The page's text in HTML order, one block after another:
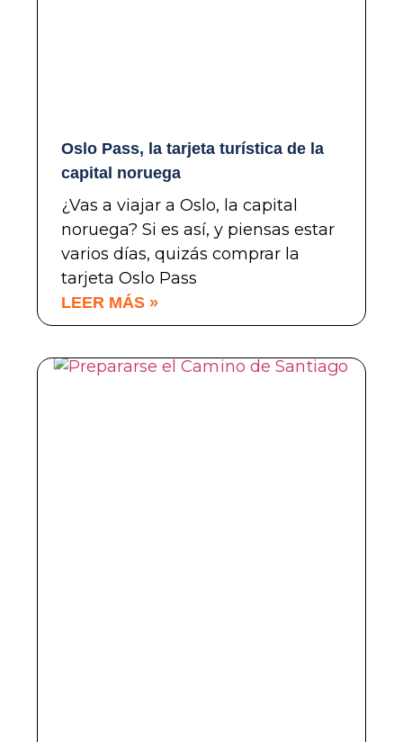
Oslo Pass, la tarjeta turística de la
capital noruega
¿Vas a viajar a Oslo, la capital
noruega? Si es así, y piensas estar
varios días, quizás comprar la
tarjeta Oslo Pass
LEER MÁS »